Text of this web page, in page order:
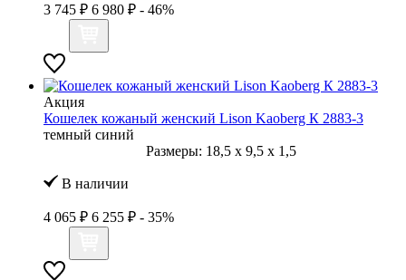
3 745 ₽ 6 980 ₽ - 46%
Акция
Кошелек кожаный женский Lison Kaoberg К 2883-3
темный синий
Размеры: 18,5 x 9,5 x 1,5
В наличии
4 065 ₽ 6 255 ₽ - 35%